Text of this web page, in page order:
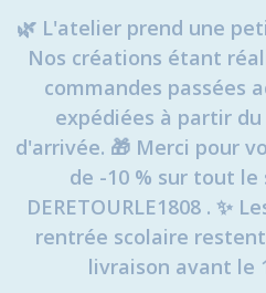
🌿 L'atelier prend une
Nos créations étant
commandes passées
expédiées à partir
d'arrivée. 🎁 Merci pour
de -10 % sur tout
DERETOURLE1808 . ✨
rentrée scolaire
livraison avant le